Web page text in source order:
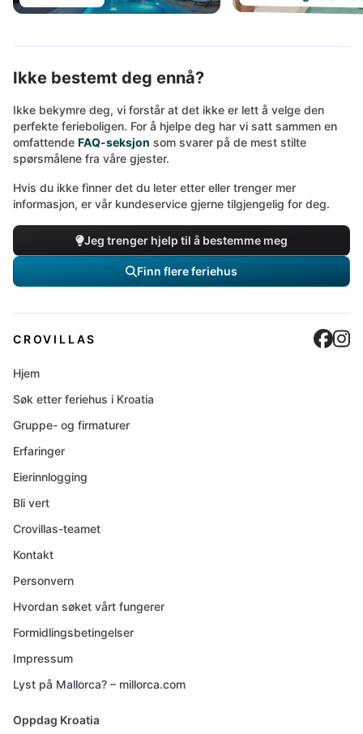
Ikke bestemt deg ennå?
Ikke bekymre deg, vi forstår at det ikke er lett å velge den
perfekte ferieboligen. For å hjelpe deg har vi satt sammen en
omfattende FAQ-seksjon som svarer på de mest stilte
spørsmålene fra våre gjester.
Hvis du ikke finner det du leter etter eller trenger mer
informasjon, er vår kundeservice gjerne tilgjengelig for deg.
Jeg trenger hjelp til å bestemme meg
Finn flere feriehus
CROVILLAS
Hjem
Søk etter feriehus i Kroatia
Gruppe- og firmaturer
Erfaringer
Eierinnlogging
Bli vert
Crovillas-teamet
Kontakt
Personvern
Hvordan søket vårt fungerer
Formidlingsbetingelser
Impressum
Lyst på Mallorca? – millorca.com
Oppdag Kroatia